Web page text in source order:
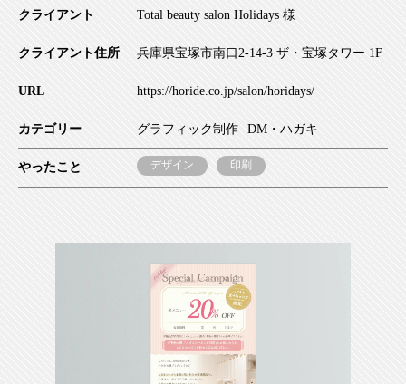
クライアント Total beauty salon Holidays 様
クライアント住所 兵庫県宝塚市南口2-14-3 ザ・宝塚タワー 1F
URL https://horide.co.jp/salon/horidays/
カテゴリー グラフィック制作 DM・ハガキ
やったこと デザイン 印刷